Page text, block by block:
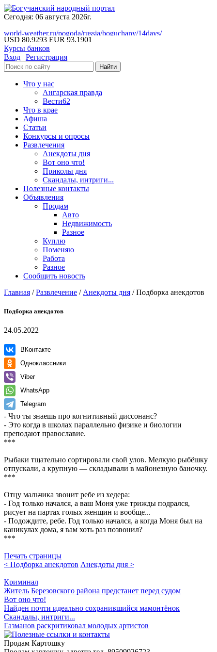
Сегодня: 06 августа 2026г.
world-weather.ru/pogoda/russia/boguchany/14days/
USD 80.9293 EUR 93.1901
Курсы банков
Вход | Регистрация
Что у нас
Ангарская правда
Вести62
Что в крае
Афиша
Статьи
Конкурсы и опросы
Развлечения
Анекдоты дня
Вот оно что!
Приколы дня
Скандалы, интриги...
Полезные контакты
Объявления
Продам
Авто
Недвижимость
Разное
Куплю
Поменяю
Работа
Разное
Сообщить новость
Главная /Развлечение / Анекдоты дня /Подборка анекдотов
Подборка анекдотов
24.05.2022
ВКонтакте
Одноклассники
Viber
WhatsApp
Telegram
- Что ты знаешь про когнитивный диссонанс?
- Это когда в школах параллельно физике и биологии
преподают православие.
***
Рыбаки тщательно сортировали свой улов. Мелкую рыбёшку
отпускали, а крупную — складывали в майонезную баночку.
***
Отцу мальчика звонит ребе из хедера:
- Год только начался, а ваш Моня уже трижды подрался,
рисует на партах голых женщин и вообще...
- Подождите, ребе. Год только начался, а когда Моня был на
каникулах дома, я вам хоть раз позвонил?
***
Печать страницы
< Подборка анекдотов Анекдоты дня >
Криминал
Житель Березовского района предстанет перед судом
Вот оно что!
Найден почти идеально сохранившийся мамонтёнок
Скандалы, интриги...
Газманов раскритиковал молодых артистов
Продам Картошку